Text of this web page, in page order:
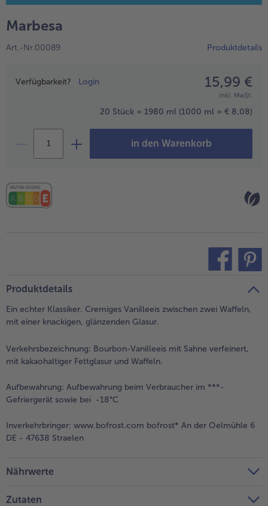
alle Küchenutensilien
alle bofrost*free
alle bofrost*plus.
Pflanzliche Alternativprodukte
- 5 € beim Kauf von 7 Schlemmermenüs nach Wahl
Marbesa
Art.-Nr.00089 Produktdetails
Preisangabe
Verfügbarkeit? Login 15,99 €
inkl. MwSt.
20 Stück = 1980 ml (1000 ml = € 8,08)
in den Warenkorb
Produktdetails
Ein echter Klassiker. Cremiges Vanilleeis zwischen zwei Waffeln,
mit einer knackigen, glänzenden Glasur.
Verkehrsbezeichnung: Bourbon-Vanilleeis mit Sahne verfeinert,
mit kakaohaltiger Fettglasur und Waffeln.
Aufbewahrung: Aufbewahrung beim Verbraucher im ***-
Gefriergerät sowie bei -18°C
Inverkehrbringer: www.bofrost.com bofrost* An der Oelmühle 6
DE - 47638 Straelen
Nährwerte
Zutaten